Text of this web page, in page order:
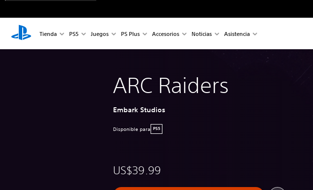
Tienda PS5 Juegos PS Plus Accesorios Noticias Asistencia
ARC Raiders
Embark Studios
Disponible para PS5
US$39.99